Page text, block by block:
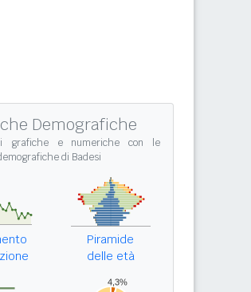
Demografiche
grafiche e numeriche con le
di Badesi
Piramide
delle età